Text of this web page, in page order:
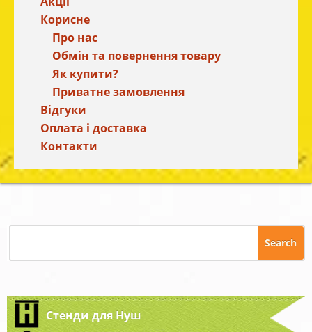
Корисне
Про нас
Обмін та повернення товару
Як купити?
Приватне замовлення
Відгуки
Оплата і доставка
Контакти
Стенди для Нуш